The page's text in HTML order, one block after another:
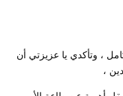
، وتأكدي يا عزيزتي أن
،